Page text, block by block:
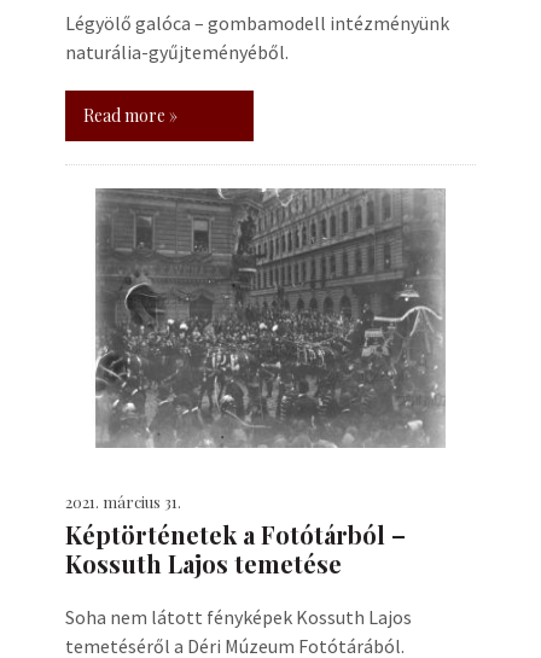
Légyölő galóca – gombamodell intézményünk
naturália-gyűjteményéből.
Read more »
2021. március 31.
Képtörténetek a Fotótárból –
Kossuth Lajos temetése
Soha nem látott fényképek Kossuth Lajos
temetéséről a Déri Múzeum Fotótárából.